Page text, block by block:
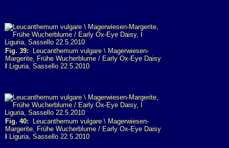
Fig. 39: Leucanthemum vulgare \ Magerwiesen-
Margerite, Frühe Wucherblume / Early Ox-Eye Daisy
Liguria, Sassello 22.5.2010
Fig. 40: Leucanthemum vulgare \ Magerwiesen-
Margerite, Frühe Wucherblume / Early Ox-Eye Daisy
Liguria, Sassello 22.5.2010